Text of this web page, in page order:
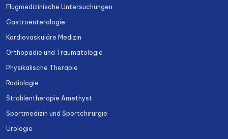
Flugmedizinische Untersuchungen
Gastroenterologie
Kardiovaskuläre Medizin
Orthopädie und Traumatologie
Physikalische Therapie
Radiologie
Strahlentherapie Amethyst
Sportmedizin und Sportchirurgie
Urologie